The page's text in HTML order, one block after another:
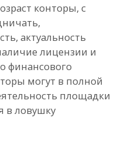
конторы, с
актуальность
лицензии и
финансового
могут в полной
площадки
в ловушку